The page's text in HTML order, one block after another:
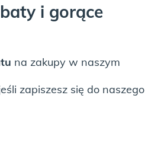
i gorące
na zakupy w naszym
zapiszesz się do naszego